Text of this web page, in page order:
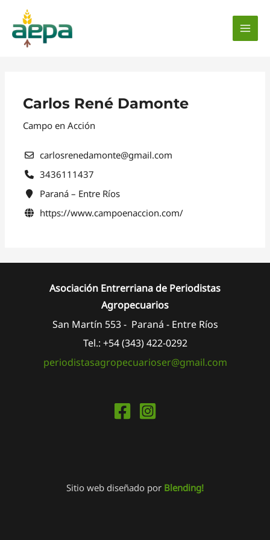
contenido
Carlos René Damonte
Campo en Acción
carlosrenedamonte@gmail.com
3436111437
Paraná – Entre Ríos
https://www.campoenaccion.com/
Asociación Entrerriana de Periodistas
Agropecuarios
San Martín 553 - Paraná - Entre Ríos
Tel.: +54 (343) 422-0292
periodistasagropecuarioser@gmail.com
Sitio web diseñado por Blending!